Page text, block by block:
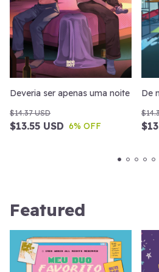
Deveria ser apenas uma noite
$13.55 USD
$14.37 USD
6% OFF
De
Featured